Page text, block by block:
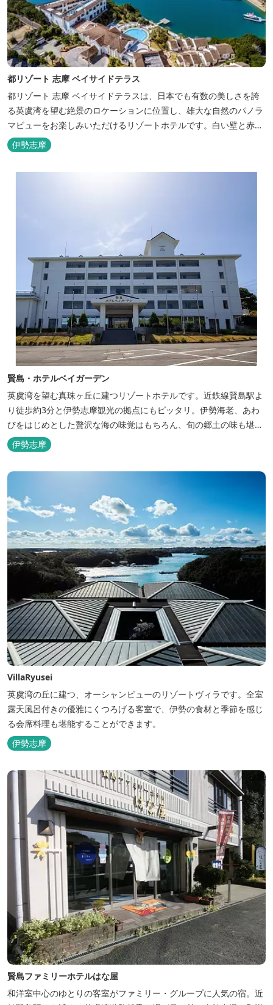
都リゾート 志摩 ベイサイドテラス
都リゾート 志摩 ベイサイドテラスは、日本でも有数の美しさを誇
る英虞湾を望む絶景のロケーションに位置し、雄大な自然のパノラ
マビューをお楽しみいただけるリゾートホテルです。白い壁と赤瓦
の屋根が連なる外観が印象的で、開放的なスパニッシュスタイルを
取り入れた建築美は陽気で自由な寛ぎを感じさせ、まるで異国に足
を踏み入れたと錯覚するほど、どこを歩いても絵になるホテルで
伊勢志摩
賢島・ホテルベイガーデン
英虞湾を望む真珠ヶ丘に建つリゾートホテルです。近鉄線賢島駅よ
り徒歩約3分と伊勢志摩観光の拠点にもピッタリ。伊勢海老、あわ
びをはじめとした贅沢な海の味覚はもちろん、旬の郷土の味も堪能
できます。
伊勢志摩
VillaRyusei
英虞湾の丘に建つ、オーシャンビューのリゾートヴィラです。全室
露天風呂付きの優雅にくつろげる客室で、伊勢の食材と季節を感じ
る会席料理も堪能することができます。
伊勢志摩
賢島ファミリーホテルはな屋
和洋室中心のゆとりの客室がファミリー・グループに人気の宿。近